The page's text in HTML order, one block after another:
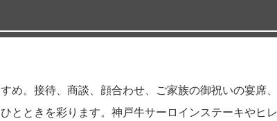
め。接待、商談、顔合わせ、ご家族の御祝いの宴席
とときを彩ります。神戸牛サーロインステーキや